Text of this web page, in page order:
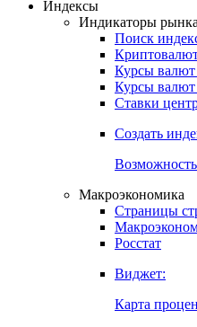
Индексы
Индикаторы рынка
Поиск
Курсы
Курсы валют
Ставки
Создать
Возможность
Макроэкономика
Страницы
Росстат
Виджет:
Карта